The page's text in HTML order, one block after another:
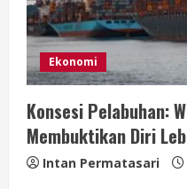
Ekonomi
Konsesi Pelabuhan:
Membuktikan Diri
Intan Permatasari